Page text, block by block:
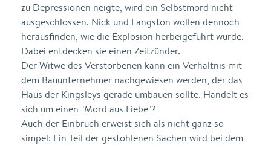
zu Depressionen neigte, wird ein Selbstmord nicht
ausgeschlossen. Nick und Langston wollen dennoch
herausfinden, wie die Explosion herbeigeführt wurde.
Dabei entdecken sie einen Zeitzünder.
Der Witwe des Verstorbenen kann ein Verhältnis mit
dem Bauunternehmer nachgewiesen werden, der das
Haus der Kingsleys gerade umbauen sollte. Handelt es
sich um einen "Mord aus Liebe"?
Auch der Einbruch erweist sich als nicht ganz so
simpel: Ein Teil der gestohlenen Sachen wird bei dem